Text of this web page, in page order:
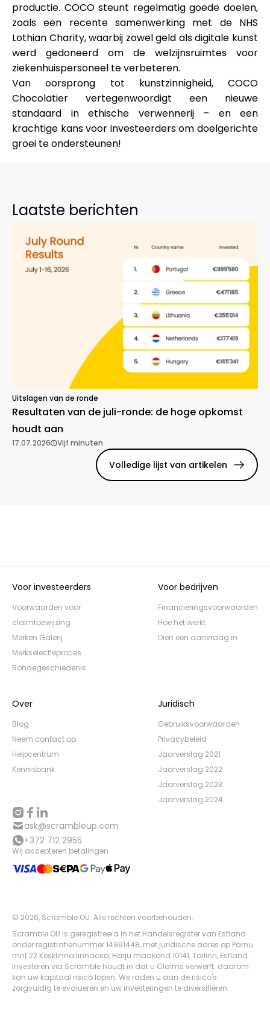
productie. COCO steunt regelmatig goede doelen,
zoals een recente samenwerking met de NHS
Lothian Charity, waarbij zowel geld als digitale kunst
werd gedoneerd om de welzijnsruimtes voor
ziekenhuispersoneel te verbeteren.
Van oorsprong tot kunstzinnigheid, COCO
Chocolatier vertegenwoordigt een nieuwe
standaard in ethische verwennerij – en een
krachtige kans voor investeerders om doelgerichte
groei te ondersteunen!
Laatste berichten
Uitslagen van de ronde
Resultaten van de juli-ronde: de hoge opkomst
houdt aan
17.07.2026 Vijf minuten
Volledige lijst van artikelen
Voor investeerders
Voorwaarden voor
claimtoewijzing
Merken Galerij
Merkselectieproces
Rondegeschiedenis
Voor bedrijven
Financieringsvoorwaarden
Hoe het werkt
Dien een aanvraag in
Over
Blog
Neem contact op
Helpcentrum
Kennisbank
Juridisch
Gebruiksvoorwaarden
Privacybeleid
Jaarverslag 2021
Jaarverslag 2022
Jaarverslag 2023
Jaarverslag 2024
ask@scrambleup.com
+372 712 2955
Wij accepteren betalingen
© 2026, Scramble OÜ. Alle rechten voorbehouden.
Scramble OU is geregistreerd in het Handelsregister van Estland
onder registratienummer 14991448, met juridische adres op Pärnu
mnt 22 Kesklinna linnaosa, Harju maakond 10141, Tallinn, Estland.
Investeren via Scramble houdt in dat u Claims verwerft; daarom
kan uw kapitaal risico lopen. We raden u aan de risico's
zorgvuldig te evalueren en uw investeringen te diversifiëren.